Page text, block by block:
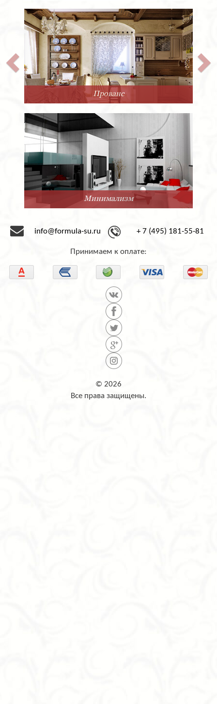
Прованс
Минимализм
info@formula-su.ru + 7 (495) 181-55-81
Принимаем к оплате:
© 2026
Все права защищены.